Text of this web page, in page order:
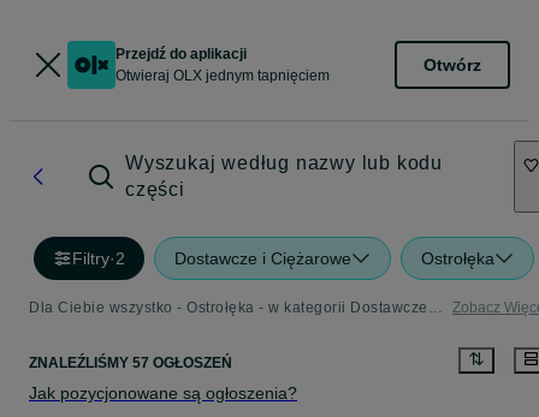
Przejdź do aplikacji
Otwieraj OLX jednym tapnięciem
Otwórz
Wyszukaj według nazwy lub kodu
części
Filtry·2 Dostawcze i Ciężarowe Ostrołęka
Dla Ciebie wszystko - Ostrołęka - w kategorii Dostawcze i Ciężarowe Zobacz
ZNALEŹLIŚMY 57 OGŁOSZEŃ
Jak pozycjonowane są ogłoszenia?